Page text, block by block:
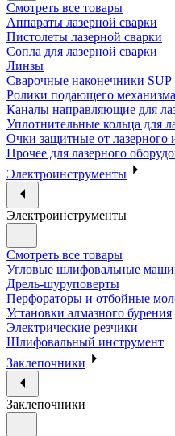
Смотреть все товары
Аппараты лазерной сварки
Пистолеты лазерной сварки
Сопла для лазерной сварки
Линзы
Сварочные наконечники SUP
Ролики подающего механизма
Каналы направляющие для
Уплотнительные кольца для
Очки защитные от лазерного
Прочее для лазерного
Электроинструменты
Электроинструменты
Смотреть все товары
Угловые шлифовальные
Дрель-шуруповерты
Перфораторы и отбойные
Установки алмазного бурения
Электрические резчики
Шлифовальный инструмент
Заклепочники
Заклепочники